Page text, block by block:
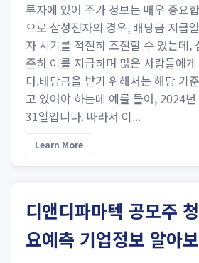
투자에 있어 주가 정보는 매우 중요
으로 삼성전자의 경우, 배당금 지급
자 시기를 적절히 조절할 수 있는데,
준히 이를 지급하며 많은 사람들에
다.배당금을 받기 위해서는 해당 기
고 있어야 하는데 예를 들어, 2024
31일입니다. 따라서 이...
Learn More
디앤디파마텍 공모주
요예측 기업정보 알아